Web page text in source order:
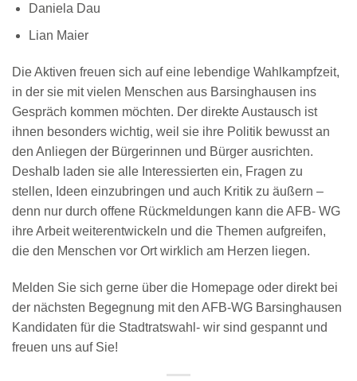
Daniela Dau
Lian Maier
Die Aktiven freuen sich auf eine lebendige Wahlkampfzeit,
in der sie mit vielen Menschen aus Barsinghausen ins
Gespräch kommen möchten. Der direkte Austausch ist
ihnen besonders wichtig, weil sie ihre Politik bewusst an
den Anliegen der Bürgerinnen und Bürger ausrichten.
Deshalb laden sie alle Interessierten ein, Fragen zu
stellen, Ideen einzubringen und auch Kritik zu äußern –
denn nur durch offene Rückmeldungen kann die AFB- WG
ihre Arbeit weiterentwickeln und die Themen aufgreifen,
die den Menschen vor Ort wirklich am Herzen liegen.
Melden Sie sich gerne über die Homepage oder direkt bei
der nächsten Begegnung mit den AFB‑WG Barsinghausen
Kandidaten für die Stadtratswahl- wir sind gespannt und
freuen uns auf Sie!